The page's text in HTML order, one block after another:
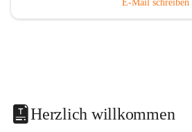
E-Mail schreiben
Herzlich willkommen